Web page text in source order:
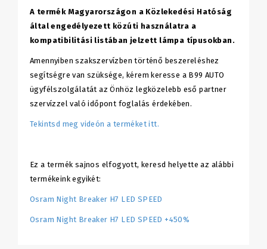
A termék Magyarországon a Közlekedési Hatóság
által engedélyezett közúti használatra a
kompatibilitási listában jelzett lámpa típusokban.
Amennyiben szakszervízben történő beszereléshez
segítségre van szüksége, kérem keresse a B99 AUTO
ügyfélszolgálatát az Önhöz legközelebb eső partner
szervízzel való időpont foglalás érdekében.
Tekintsd meg videón a terméket itt.
Ez a termék sajnos elfogyott, keresd helyette az alábbi
termékeink egyikét:
Osram Night Breaker H7 LED SPEED
Osram Night Breaker H7 LED SPEED +450%